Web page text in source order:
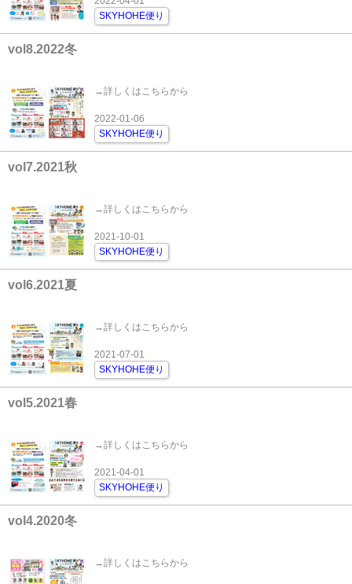
SKYHOHE便り
vol8.2022冬
→詳しくはこちらから
2022-01-06
SKYHOHE便り
vol7.2021秋
→詳しくはこちらから
2021-10-01
SKYHOHE便り
vol6.2021夏
→詳しくはこちらから
2021-07-01
SKYHOHE便り
vol5.2021春
→詳しくはこちらから
2021-04-01
SKYHOHE便り
vol4.2020冬
→詳しくはこちらから